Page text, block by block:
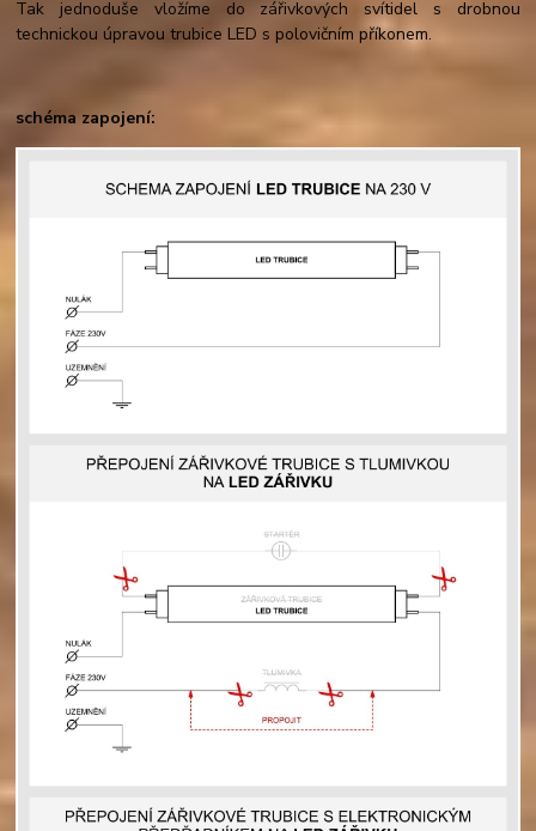
Tak jednoduše vložíme do zářivkových svítidel s drobnou
technickou úpravou trubice LED s polovičním příkonem.
schéma zapojení: